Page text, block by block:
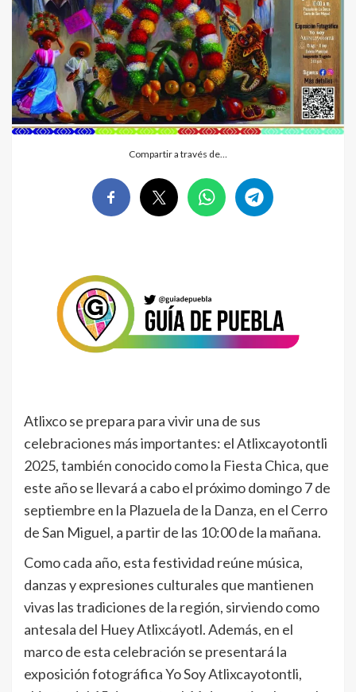
Compartir a través de…
Atlixco se prepara para vivir una de sus
celebraciones más importantes: el Atlixcayotontli
2025, también conocido como la Fiesta Chica, que
este año se llevará a cabo el próximo domingo 7 de
septiembre en la Plazuela de la Danza, en el Cerro
de San Miguel, a partir de las 10:00 de la mañana.
Como cada año, esta festividad reúne música,
danzas y expresiones culturales que mantienen
vivas las tradiciones de la región, sirviendo como
antesala del Huey Atlixcáyotl. Además, en el
marco de esta celebración se presentará la
exposición fotográfica Yo Soy Atlixcayotontli,